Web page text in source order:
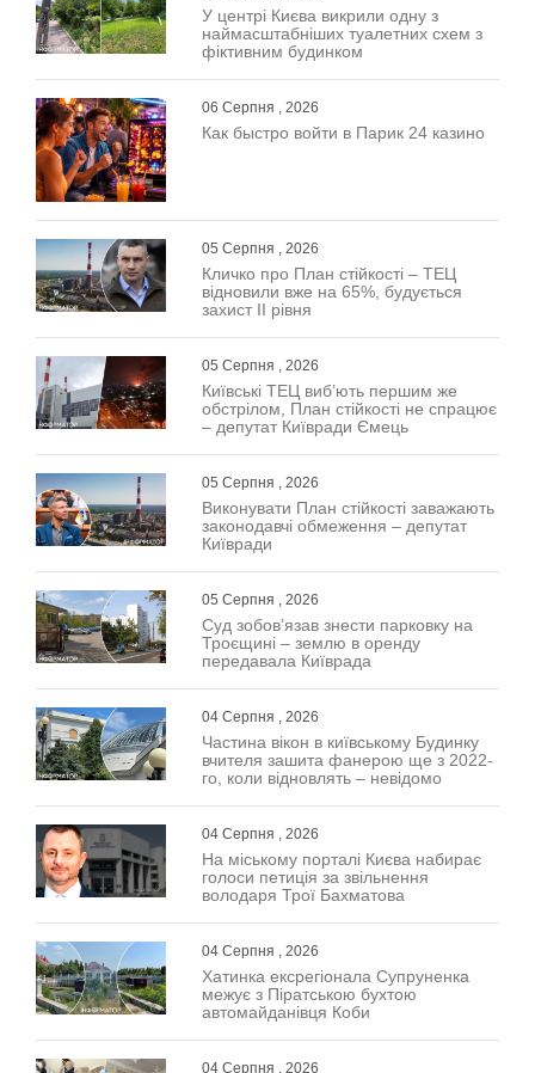
У центрі Києва викрили одну з
наймасштабніших туалетних схем з
фіктивним будинком
06 Серпня , 2026
Как быстро войти в Парик 24 казино
05 Серпня , 2026
Кличко про План стійкості – ТЕЦ
відновили вже на 65%, будується
захист ІІ рівня
05 Серпня , 2026
Київські ТЕЦ виб’ють першим же
обстрілом, План стійкості не спрацює
– депутат Київради Ємець
05 Серпня , 2026
Виконувати План стійкості заважають
законодавчі обмеження – депутат
Київради
05 Серпня , 2026
Суд зобов’язав знести парковку на
Троєщині – землю в оренду
передавала Київрада
04 Серпня , 2026
Частина вікон в київському Будинку
вчителя зашита фанерою ще з 2022-
го, коли відновлять – невідомо
04 Серпня , 2026
На міському порталі Києва набирає
голоси петиція за звільнення
володаря Трої Бахматова
04 Серпня , 2026
Хатинка ексрегіонала Супруненка
межує з Піратською бухтою
автомайданівця Коби
04 Серпня , 2026